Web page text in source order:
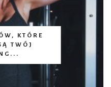
KTÓRE
TWÓJ